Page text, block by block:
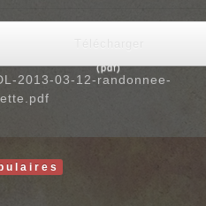
Télécharger
(pdf)
2013-03-12-randonnee-